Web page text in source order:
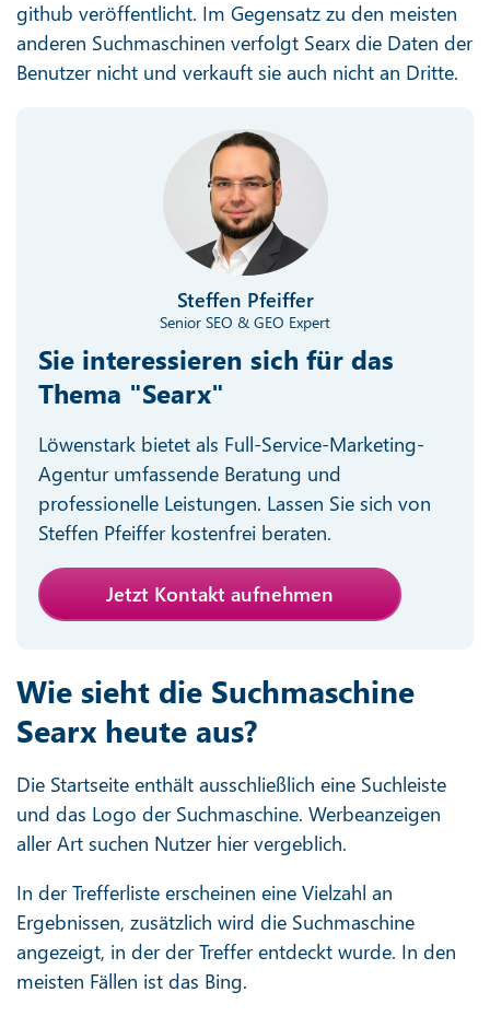
github veröffentlicht. Im Gegensatz zu den meisten
anderen Suchmaschinen verfolgt Searx die Daten der
Benutzer nicht und verkauft sie auch nicht an Dritte.
Steffen Pfeiffer
Senior SEO & GEO Expert
Sie interessieren sich für das
Thema "Searx"
Löwenstark bietet als Full-Service-Marketing-
Agentur umfassende Beratung und
professionelle Leistungen. Lassen Sie sich von
Steffen Pfeiffer kostenfrei beraten.
Jetzt Kontakt aufnehmen
Wie sieht die Suchmaschine
Searx heute aus?
Die Startseite enthält ausschließlich eine Suchleiste
und das Logo der Suchmaschine. Werbeanzeigen
aller Art suchen Nutzer hier vergeblich.
In der Trefferliste erscheinen eine Vielzahl an
Ergebnissen, zusätzlich wird die Suchmaschine
angezeigt, in der der Treffer entdeckt wurde. In den
meisten Fällen ist das Bing.